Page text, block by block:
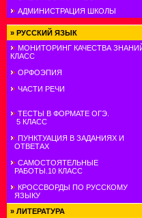
АДМИНИСТРАЦИЯ ШКОЛЫ
» РУССКИЙ ЯЗЫК
МОНИТОРИНГ КАЧЕСТВА
КЛАСС
ОРФОЭПИЯ
ЧАСТИ РЕЧИ
ТЕСТЫ В ФОРМАТЕ ОГЭ.
5 КЛАСС
ПУНКТУАЦИЯ В ЗАДАНИЯХ И
ОТВЕТАХ
САМОСТОЯТЕЛЬНЫЕ
РАБОТЫ.10 КЛАСС
КРОССВОРДЫ ПО РУССКОМУ
ЯЗЫКУ
» ЛИТЕРАТУРА